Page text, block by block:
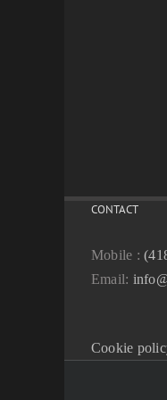
CONTACT
Mobile :
Email:
Cookie